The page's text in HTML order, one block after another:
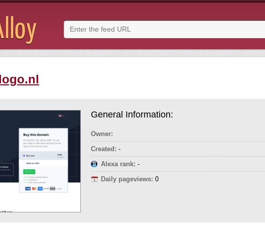
General Information:
Owner:
Created: -
Alexa rank: -
Daily pageviews: 0